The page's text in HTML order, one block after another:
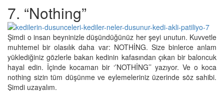
7. “Nothing”
Şimdi o insan beyninizle düşündüğünüz her şeyi unutun. Kuvvetle
muhtemel bir olasılık daha var: NOTHİNG. Size binlerce anlam
yüklediğiniz gözlerle bakan kedinin kafasından çıkan bir baloncuk
hayal edin. İçinde kocaman bir ‘’NOTHİNG’’ yazıyor. Ve o koca
nothing sizin tüm düşünme ve eylemeleriniz üzerinde söz sahibi.
Şimdi uzayalım.